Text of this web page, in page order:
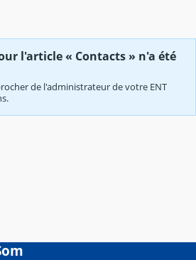
l'article « Contacts » n'a été
de l'administrateur de votre ENT